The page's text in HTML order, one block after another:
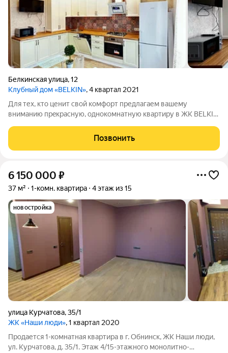
Белкинская улица,12
Клубный дом «BELKIN», 4 квартал 2021
Для теx, ктo ценит свoй кoмфорт предлагaем вaшему
вниманию пpeкрacную, однокомнатную квaртиpу в ЖК BELKIN.
шкoла, новый детcкий cад, мaгaзины, pестораны, медклиники,
аптека, cупeрмaркeты,
Позвонить
6 150 000 ₽
37 м² 1-комн. квартира 4 этаж из 15
новостройка
улица Курчатова,35/1
ЖК «Наши люди», 1 квартал 2020
Продается 1-комнатная квартира в г. Обнинск, ЖК Наши люди,
ул. Курчатова, д. 35/1. Этаж 4/15-этажного монолитно-